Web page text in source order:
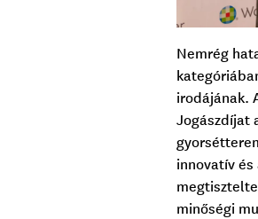
Nemrég
irodájának.
Jogászdíjat
innovatív
minőségi